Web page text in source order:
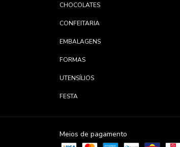
CHOCOLATES
CONFEITARIA
EMBALAGENS
FORMAS
UTENSÍLIOS
FESTA
Meios de pagamento